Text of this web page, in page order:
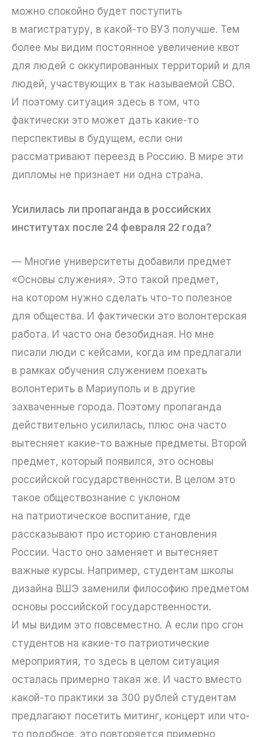
можно спокойно будет поступить
в магистратуру, в какой-то ВУЗ получше. Тем
более мы видим постоянное увеличение квот
для людей с оккупированных территорий и для
людей, участвующих в так называемой СВО.
И поэтому ситуация здесь в том, что
фактически это может дать какие-то
перспективы в будущем, если они
рассматривают переезд в Россию. В мире эти
дипломы не признает ни одна страна.
Усилилась ли пропаганда в российских
институтах после 24 февраля 22 года?
— Многие университеты добавили предмет
«Основы служения». Это такой предмет,
на котором нужно сделать что-то полезное
для общества. И фактически это волонтерская
работа. И часто она безобидная. Но мне
писали люди с кейсами, когда им предлагали
в рамках обучения служением поехать
волонтерить в Мариуполь и в другие
захваченные города. Поэтому пропаганда
действительно усилилась, плюс она часто
вытесняет какие-то важные предметы. Второй
предмет, который появился, это основы
российской государственности. В целом это
такое обществознание с уклоном
на патриотическое воспитание, где
рассказывают про историю становления
России. Часто оно заменяет и вытесняет
важные курсы. Например, студентам школы
дизайна ВШЭ заменили философию предметом
основы российской государственности.
И мы видим это повсеместно. А если про сгон
студентов на какие-то патриотические
мероприятия, то здесь в целом ситуация
осталась примерно такая же. И часто вместо
какой-то практики за 300 рублей студентам
предлагают посетить митинг, концерт или что-
то подобное, это повторяется примерно